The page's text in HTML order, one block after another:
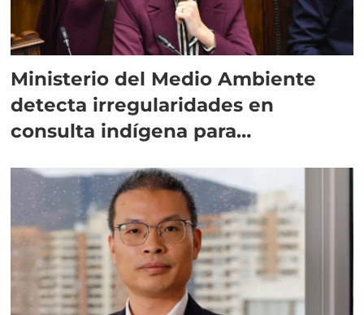
Ministerio del Medio Ambiente
detecta irregularidades en
consulta indígena para